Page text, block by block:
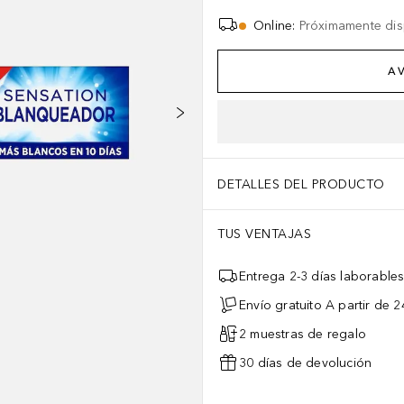
Online: Próximamente
DETALLES DEL PRODUCTO
TUS VENTAJAS
Entrega 2-3 días laborables
Envío gratuito A partir de
2 muestras de regalo
30 días de devolución